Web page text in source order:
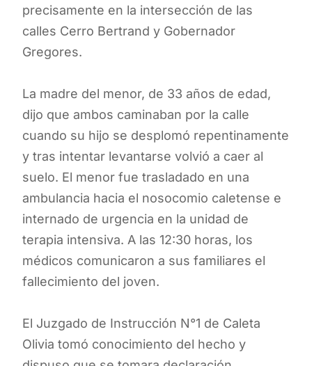
precisamente en la intersección de las
calles Cerro Bertrand y Gobernador
Gregores.
La madre del menor, de 33 años de edad,
dijo que ambos caminaban por la calle
cuando su hijo se desplomó repentinamente
y tras intentar levantarse volvió a caer al
suelo. El menor fue trasladado en una
ambulancia hacia el nosocomio caletense e
internado de urgencia en la unidad de
terapia intensiva. A las 12:30 horas, los
médicos comunicaron a sus familiares el
fallecimiento del joven.
El Juzgado de Instrucción N°1 de Caleta
Olivia tomó conocimiento del hecho y